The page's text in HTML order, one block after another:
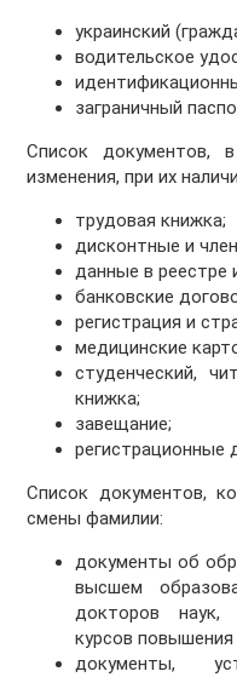
украинский
водительское
заграничный
Список документов,
изменения, при их
трудовая книжка;
дисконтные и
данные в реестре
банковские
регистрация и
медицинские
студенческий,
книжка;
завещание;
регистрационные
Список документов,
смены фамилии:
документы об
высшем
докторов наук,
курсов
документы,